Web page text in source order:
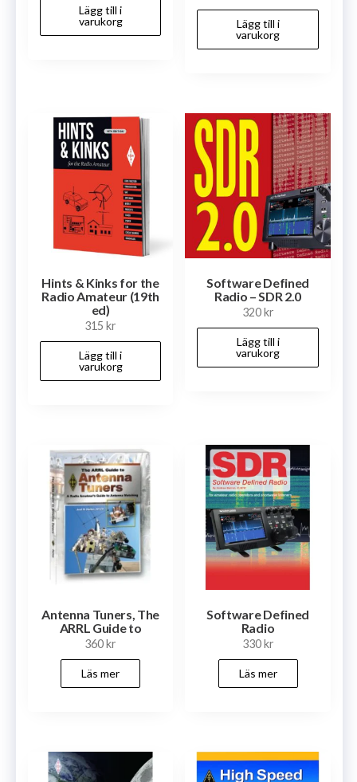
Lägg till i
varukorg
Lägg till i
varukorg
Hints & Kinks for the
Radio Amateur (19th
ed)
315kr
Lägg till i
varukorg
Software Defined
Radio – SDR 2.0
320kr
Lägg till i
varukorg
Antenna Tuners, The
ARRL Guide to
360kr
Läs mer
Software Defined
Radio
330kr
Läs mer